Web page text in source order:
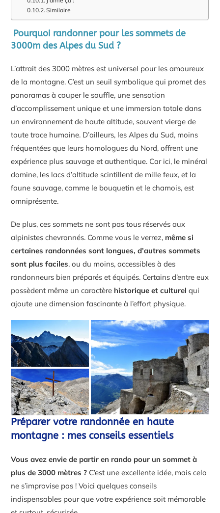
Similaire
Pourquoi randonner pour les sommets de
3000m des Alpes du Sud ?
L’attrait des 3000 mètres est universel pour les amoureux
de la montagne. C’est un seuil symbolique qui promet des
panoramas à couper le souffle, une sensation
d’accomplissement unique et une immersion totale dans
un environnement de haute altitude, souvent vierge de
toute trace humaine. D’ailleurs, les Alpes du Sud, moins
fréquentées que leurs homologues du Nord, offrent une
expérience plus sauvage et authentique. Car ici, le minéral
domine, les lacs d’altitude scintillent de mille feux, et la
faune sauvage, comme le bouquetin et le chamois, est
omniprésente.
De plus, ces sommets ne sont pas tous réservés aux
alpinistes chevronnés. Comme vous le verrez, même si
certaines randonnées sont longues, d’autres sommets
sont plus faciles, ou du moins, accessibles à des
randonneurs bien préparés et équipés. Certains d’entre eux
possèdent même un caractère historique et culturel qui
ajoute une dimension fascinante à l’effort physique.
Préparer votre randonnée en haute
montagne : mes conseils essentiels
Vous avez envie de partir en rando pour un sommet à
plus de 3000 mètres ? C’est une excellente idée, mais cela
ne s’improvise pas ! Voici quelques conseils
indispensables pour que votre expérience soit mémorable